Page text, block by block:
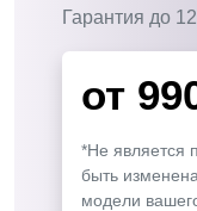
Гарантия до
от
*Не является
быть
модели